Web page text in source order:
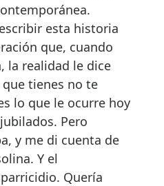
esta historia
que, cuando
la realidad le dice
que tienes no te
lo que le ocurre hoy
Pero
y me di cuenta de
Y el
Quería